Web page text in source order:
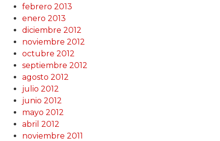
febrero 2013
enero 2013
diciembre 2012
noviembre 2012
octubre 2012
septiembre 2012
agosto 2012
julio 2012
junio 2012
mayo 2012
abril 2012
noviembre 2011